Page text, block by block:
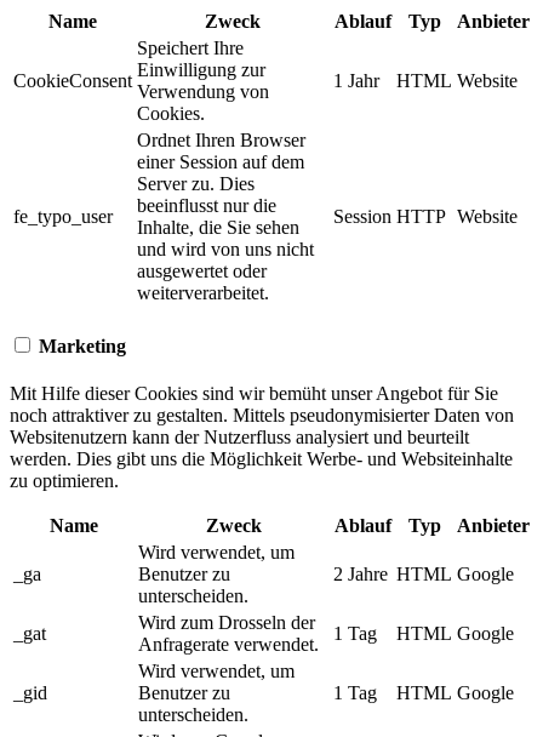
Name Zweck Ablauf Typ Anbieter
CookieConsent
Speichert Ihre
Einwilligung zur
Verwendung von
Cookies.
1 Jahr HTML Website
fe_typo_user
Ordnet Ihren Browser
einer Session auf dem
Server zu. Dies
beeinflusst nur die
Inhalte, die Sie sehen
und wird von uns nicht
ausgewertet oder
weiterverarbeitet.
Session HTTP Website
Marketing
Mit Hilfe dieser Cookies sind wir bemüht unser Angebot für Sie
noch attraktiver zu gestalten. Mittels pseudonymisierter Daten von
Websitenutzern kann der Nutzerfluss analysiert und beurteilt
werden. Dies gibt uns die Möglichkeit Werbe- und Websiteinhalte
zu optimieren.
Name Zweck Ablauf Typ Anbieter
_ga
Wird verwendet, um
Benutzer zu
unterscheiden.
2 Jahre HTML Google
_gat
Wird zum Drosseln der
Anfragerate verwendet.
1 Tag HTML Google
_gid
Wird verwendet, um
Benutzer zu
unterscheiden.
1 Tag HTML Google